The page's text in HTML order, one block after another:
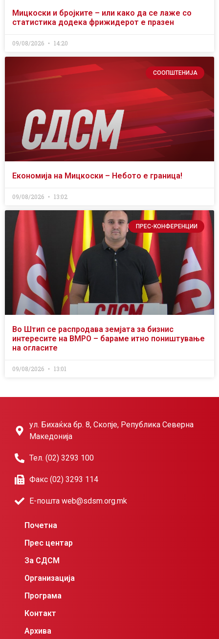
Мицкоски и бројките – или како да се лаже со
статистика додека фрижидерот е празен
09/08/2026 14:20
СООПШТЕНИЈА
Економија на Мицкоски – Небото е граница!
09/08/2026 13:02
ПРЕС-КОНФЕРЕНЦИИ
Во Штип се распродава земјата за бизнис
интересите на ВМРО – бараме итно поништување
на огласите
09/08/2026 13:01
ул. Бихаќка бр. 8, Скопје, Република Северна
Македонија
Тел. (02) 3293 100
Факс (02) 3293 114
Е-пошта web@sdsm.org.mk
Почетна
Прес центар
За СДСМ
Организација
Програма
Контакт
Архива